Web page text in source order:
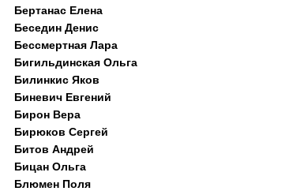
Бертанас Елена
Беседин Денис
Бессмертная Лара
Бигильдинская Ольга
Билинкис Яков
Биневич Евгений
Бирон Вера
Бирюков Сергей
Битов Андрей
Бицан Ольга
Блюмен Поля